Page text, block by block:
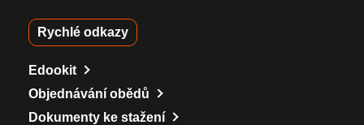
Rychlé odkazy
Edookit
Objednávání obědů
Dokumenty ke stažení